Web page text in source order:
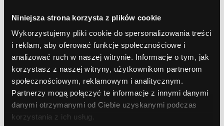
Niniejsza strona korzysta z plików cookie
Wykorzystujemy pliki cookie do spersonalizowania treści
i reklam, aby oferować funkcje społecznościowe i
analizować ruch w naszej witrynie. Informacje o tym, jak
korzystasz z naszej witryny, użytkownikom partnerom
społecznościowym, reklamowym i analitycznym.
Partnerzy mogą połączyć te informacje z innymi danymi
danymi otrzymanymi od Ciebie uzyskanymi podczas
korzystania z ich usług.
rejestracja@klinikamiracki.pl
Krzysztof MirackiKlinika MirackiKarina Dudek-Miracka
doktor Krzysztof Miracki